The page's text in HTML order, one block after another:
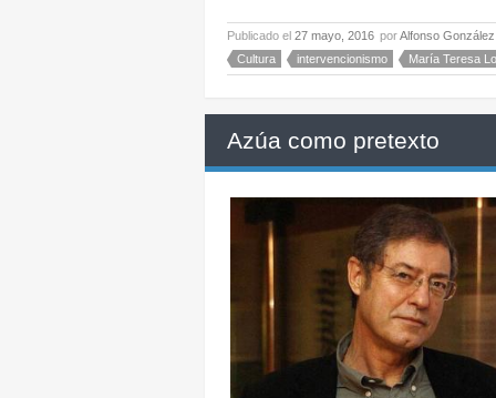
Publicado el 27 mayo, 2016 porAlfonso
Cultura
intervencionismo María Teresa
Azúa como pretexto